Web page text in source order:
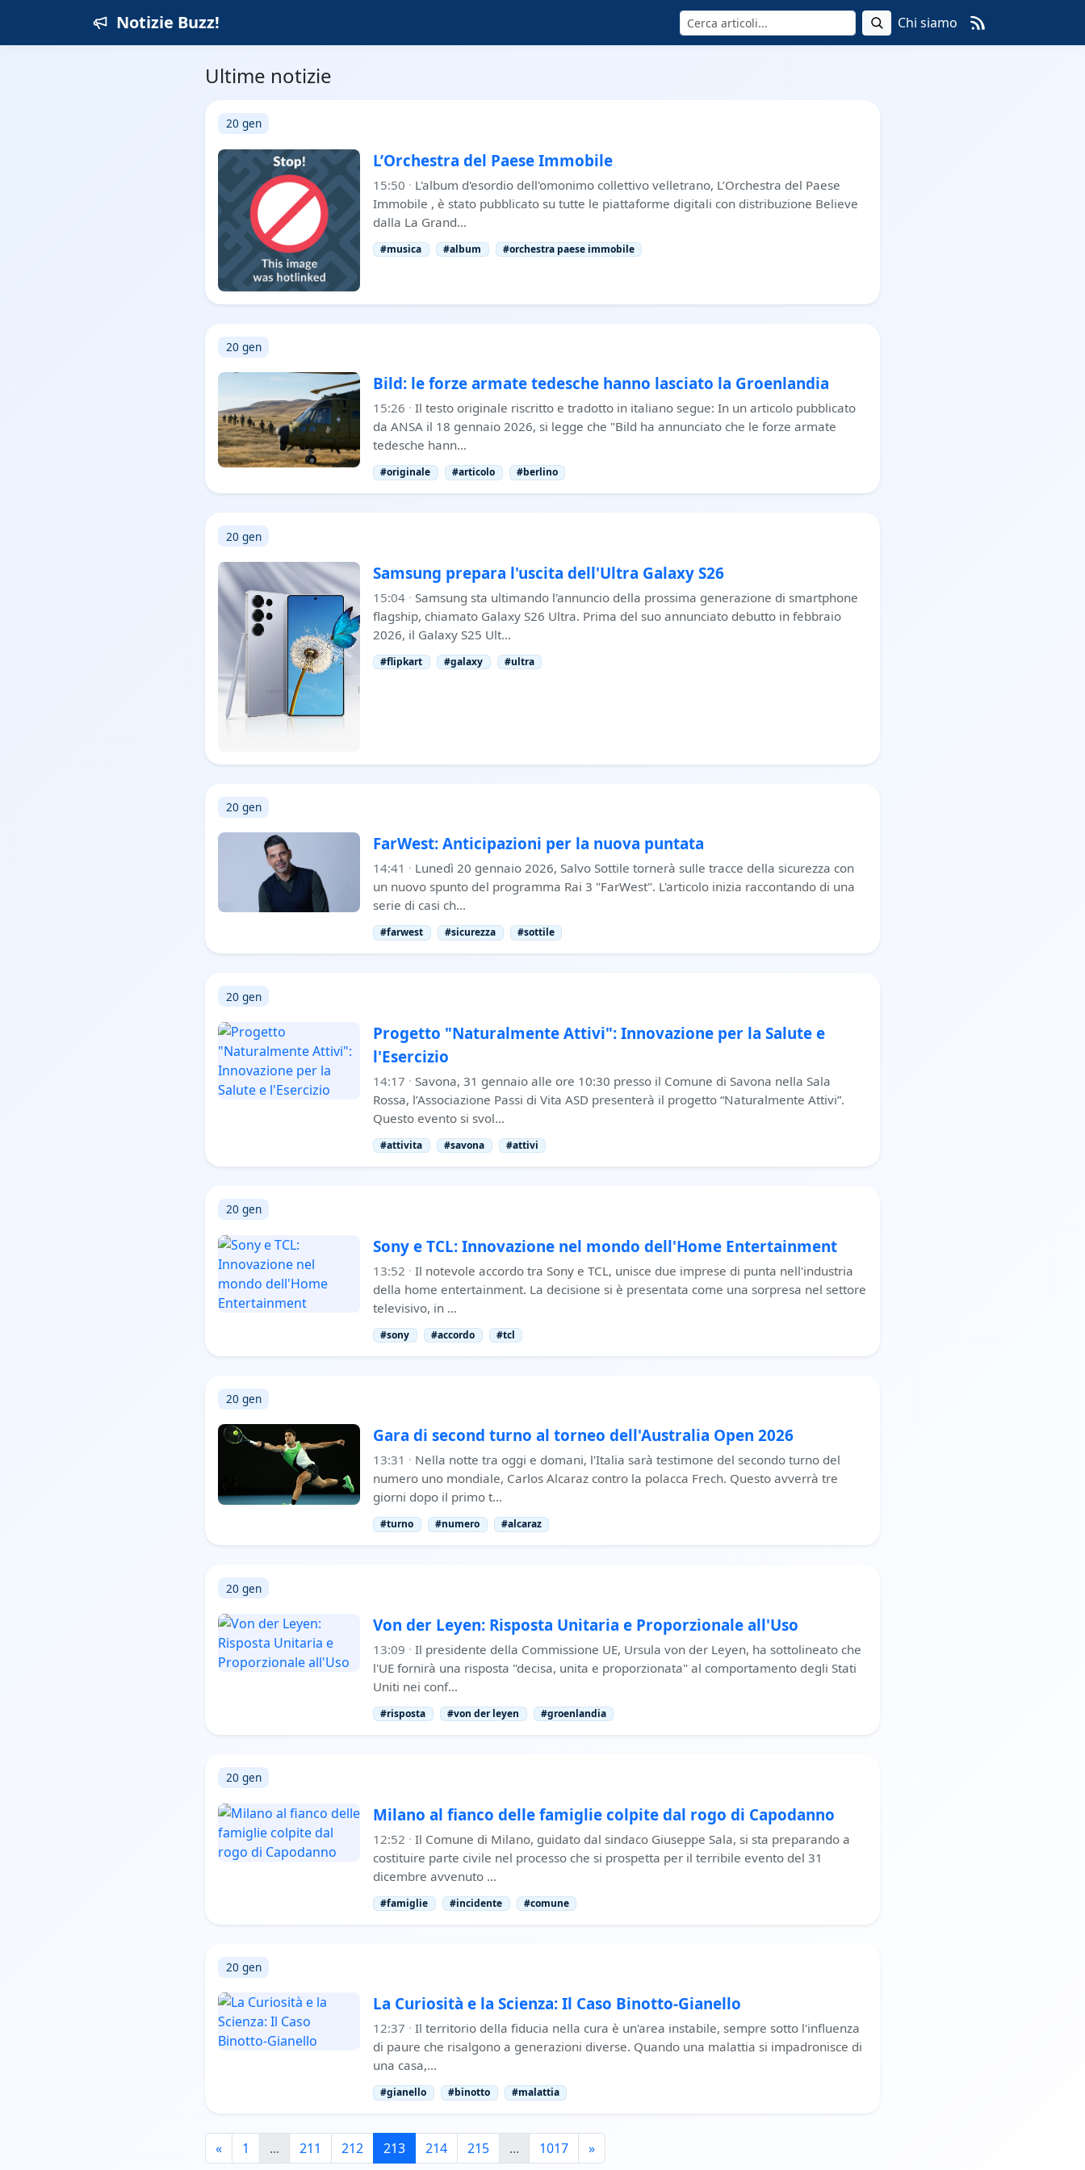
Notizie Buzz! Cerca Chi siamo
Ultime notizie
20 gen
L’Orchestra del Paese Immobile
15:50 · L'album d'esordio dell'omonimo collettivo velletrano, L’Orchestra del Paese
Immobile , è stato pubblicato su tutte le piattaforme digitali con distribuzione Believe
dalla La Grand…
#musica #album #orchestra paese immobile
20 gen
Bild: le forze armate tedesche hanno lasciato la Groenlandia
15:26 · Il testo originale riscritto e tradotto in italiano segue: In un articolo pubblicato
da ANSA il 18 gennaio 2026, si legge che "Bild ha annunciato che le forze armate
tedesche hann…
#originale #articolo #berlino
20 gen
Samsung prepara l'uscita dell'Ultra Galaxy S26
15:04 · Samsung sta ultimando l'annuncio della prossima generazione di smartphone
flagship, chiamato Galaxy S26 Ultra. Prima del suo annunciato debutto in febbraio
2026, il Galaxy S25 Ult…
#flipkart #galaxy #ultra
20 gen
FarWest: Anticipazioni per la nuova puntata
14:41 · Lunedì 20 gennaio 2026, Salvo Sottile tornerà sulle tracce della sicurezza con
un nuovo spunto del programma Rai 3 "FarWest". L'articolo inizia raccontando di una
serie di casi ch…
#farwest #sicurezza #sottile
20 gen
Progetto "Naturalmente Attivi": Innovazione per la Salute e
l'Esercizio
14:17 · Savona, 31 gennaio alle ore 10:30 presso il Comune di Savona nella Sala
Rossa, l’Associazione Passi di Vita ASD presenterà il progetto “Naturalmente Attivi”.
Questo evento si svol…
#attivita #savona #attivi
20 gen
Sony e TCL: Innovazione nel mondo dell'Home Entertainment
13:52 · Il notevole accordo tra Sony e TCL, unisce due imprese di punta nell'industria
della home entertainment. La decisione si è presentata come una sorpresa nel settore
televisivo, in …
#sony #accordo #tcl
20 gen
Gara di second turno al torneo dell'Australia Open 2026
13:31 · Nella notte tra oggi e domani, l'Italia sarà testimone del secondo turno del
numero uno mondiale, Carlos Alcaraz contro la polacca Frech. Questo avverrà tre
giorni dopo il primo t…
#turno #numero #alcaraz
20 gen
Von der Leyen: Risposta Unitaria e Proporzionale all'Uso
13:09 · Il presidente della Commissione UE, Ursula von der Leyen, ha sottolineato che
l'UE fornirà una risposta "decisa, unita e proporzionata" al comportamento degli Stati
Uniti nei conf…
#risposta #von der leyen #groenlandia
20 gen
Milano al fianco delle famiglie colpite dal rogo di Capodanno
12:52 · Il Comune di Milano, guidato dal sindaco Giuseppe Sala, si sta preparando a
costituire parte civile nel processo che si prospetta per il terribile evento del 31
dicembre avvenuto …
#famiglie #incidente #comune
20 gen
La Curiosità e la Scienza: Il Caso Binotto-Gianello
12:37 · Il territorio della fiducia nella cura è un'area instabile, sempre sotto l'influenza
di paure che risalgono a generazioni diverse. Quando una malattia si impadronisce di
una casa,…
#gianello #binotto #malattia
« 1 ... 211 212 213 214 215 ... 1017 »